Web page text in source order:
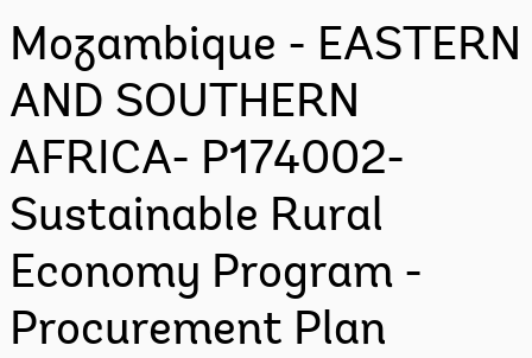
Mozambique - EASTERN
AND SOUTHERN
AFRICA- P174002-
Sustainable Rural
Economy Program -
Procurement Plan